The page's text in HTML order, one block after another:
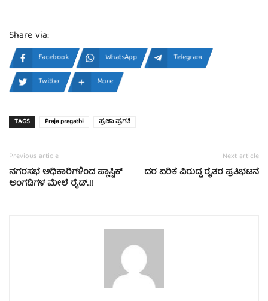
Share via:
Facebook WhatsApp
Telegram
Twitter
More
TAGS Praja pragathi ಪ್ರಜಾ ಪ್ರಗತಿ
Previous article
ನಗರಸಭೆ ಅಧಿಕಾರಿಗಳಿಂದ ಪ್ಲಾಸ್ಟಿಕ್
ಅಂಗಡಿಗಳ ಮೇಲೆ ರೈಡ್..!!
Next article
ದರ ಏರಿಕೆ ವಿರುದ್ಧ ರೈತರ ಪ್ರತಿಭಟನೆ